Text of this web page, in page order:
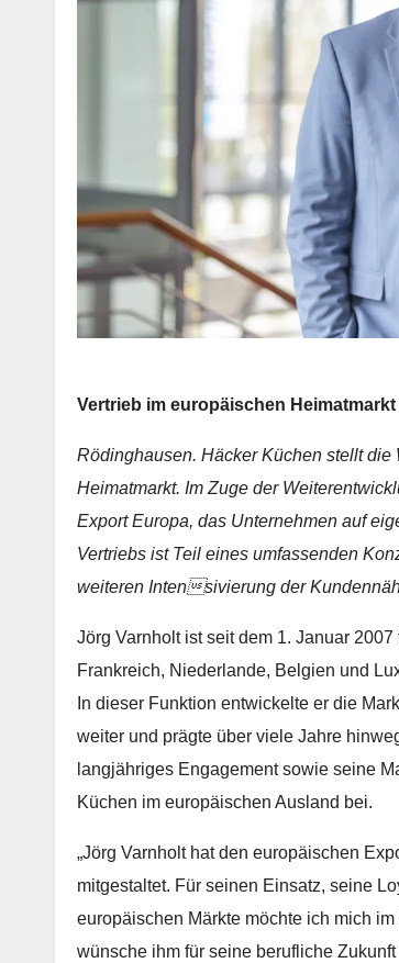
Vertrieb im europäischen
Rödinghausen. Häcker Küchen stellt
Heimatmarkt. Im Zuge der
Export Europa, das Unternehmen auf
Vertriebs ist Teil eines umfassenden
weiteren Intensivierung der
Jörg Varnholt ist seit dem 1. Januar
Frankreich, Niederlande, Belgien und
In dieser Funktion entwickelte er die
weiter und prägte über viele Jahre
langjähriges Engagement sowie seine
Küchen im europäischen Ausland bei.
„Jörg Varnholt hat den europäischen
mitgestaltet. Für seinen Einsatz, seine
europäischen Märkte möchte ich mich
wünsche ihm für seine berufliche